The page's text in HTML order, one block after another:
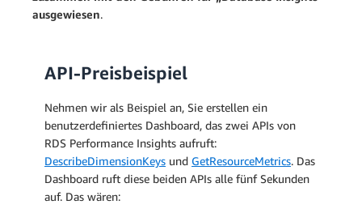
ausgewiesen.
API-Preisbeispiel
Nehmen wir als Beispiel an, Sie erstellen ein
benutzerdefiniertes Dashboard, das zwei APIs von
RDS Performance Insights aufruft:
DescribeDimensionKeys und GetResourceMetrics. Das
Dashboard ruft diese beiden APIs alle fünf Sekunden
auf. Das wären: